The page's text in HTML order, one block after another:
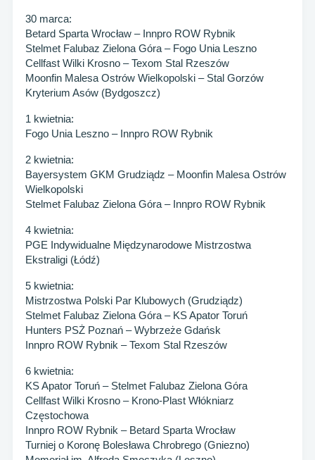
30 marca:
Betard Sparta Wrocław – Innpro ROW Rybnik
Stelmet Falubaz Zielona Góra – Fogo Unia Leszno
Cellfast Wilki Krosno – Texom Stal Rzeszów
Moonfin Malesa Ostrów Wielkopolski – Stal Gorzów
Kryterium Asów (Bydgoszcz)
1 kwietnia:
Fogo Unia Leszno – Innpro ROW Rybnik
2 kwietnia:
Bayersystem GKM Grudziądz – Moonfin Malesa Ostrów
Wielkopolski
Stelmet Falubaz Zielona Góra – Innpro ROW Rybnik
4 kwietnia:
PGE Indywidualne Międzynarodowe Mistrzostwa
Ekstraligi (Łódź)
5 kwietnia:
Mistrzostwa Polski Par Klubowych (Grudziądz)
Stelmet Falubaz Zielona Góra – KS Apator Toruń
Hunters PSŻ Poznań – Wybrzeże Gdańsk
Innpro ROW Rybnik – Texom Stal Rzeszów
6 kwietnia:
KS Apator Toruń – Stelmet Falubaz Zielona Góra
Cellfast Wilki Krosno – Krono-Plast Włókniarz
Częstochowa
Innpro ROW Rybnik – Betard Sparta Wrocław
Turniej o Koronę Bolesława Chrobrego (Gniezno)